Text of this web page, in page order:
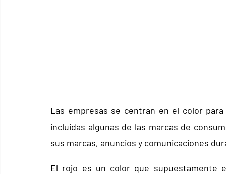
Las empresas se centran en el color
incluidas algunas de las marcas de
sus marcas, anuncios y comunicaciones
El rojo es un color que supuestamente